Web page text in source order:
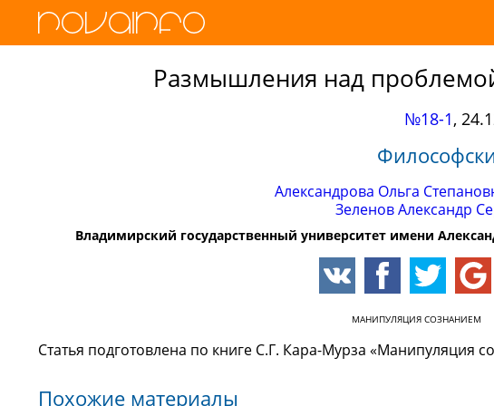
Размышления над
№18-1,
Александрова Ольга
Зеленов Александр
Владимирский государственный университет имени
МАНИПУЛЯЦИЯ СОЗНАНИЕМ
Статья подготовлена по книге С.Г. Кара-Мурза «Манипуляция
Похожие материалы